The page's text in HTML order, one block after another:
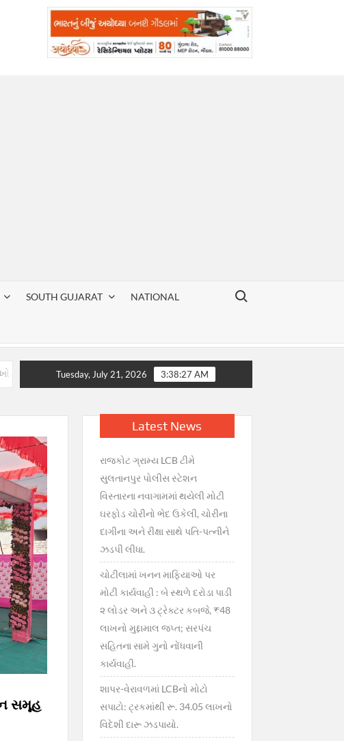
SOUTH GUJARAT NATIONAL
Search for:
ગભરાટ, સરકારની તાત્કાલિક સ્પષ્ટતા : જથ્થો પૂરતો છે, અફવાઓથી
Tuesday, July 21, 2026 3:38:27 AM
સમૂહ
Latest News
રાજકોટ ગ્રામ્ય LCB ટીમે
સુલતાનપુર પોલીસ સ્ટેશન
વિસ્તારના નવાગામમાં થયેલી મોટી
ઘરફોડ ચોરીનો ભેદ ઉકેલી, ચોરીના
દાગીના અને રીક્ષા સાથે પતિ-પત્નીને
ઝડપી લીધા.
ચોટીલામાં ખનન માફિયાઓ પર
મોટી કાર્યવાહી : બે સ્થળે દરોડા પાડી
૨ લોડર અને ૩ ટ્રેક્ટર કબજે, ₹48
લાખનો મુદ્દામાલ જપ્ત; સરપંચ
સહિતના સામે ગુનો નોંધવાની
કાર્યવાહી.
શાપર-વેરાવળમાં LCBનો મોટો
સપાટો: ટ્રકમાંથી રૂ. 34.05 લાખનો
વિદેશી દારૂ ઝડપાયો.